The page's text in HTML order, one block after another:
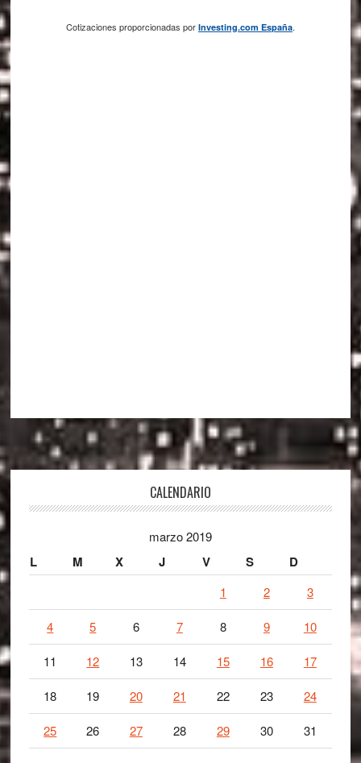
Cotizaciones proporcionadas por Investing.com España.
CALENDARIO
marzo 2019
L M X J V S D
1 2 3
4 5 6 7 8 9 10
11 12 13 14 15 16 17
18 19 20 21 22 23 24
25 26 27 28 29 30 31